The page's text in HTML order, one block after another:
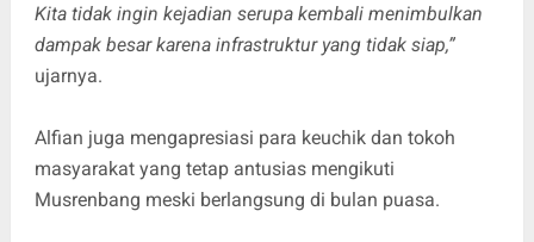
Kita tidak ingin kejadian serupa kembali menimbulkan
dampak besar karena infrastruktur yang tidak siap,”
ujarnya.
Alfian juga mengapresiasi para keuchik dan tokoh
masyarakat yang tetap antusias mengikuti
Musrenbang meski berlangsung di bulan puasa.